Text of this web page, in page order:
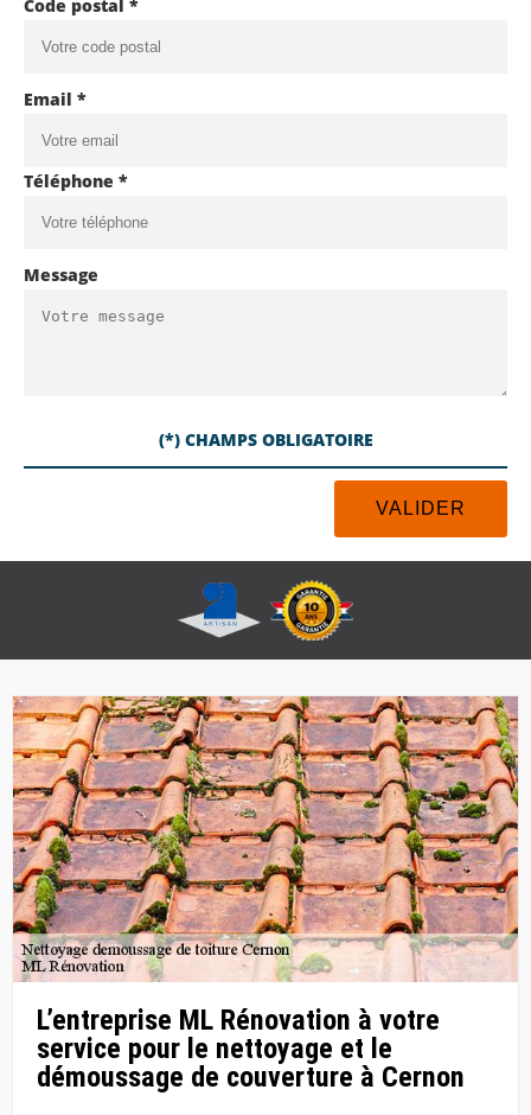
Code postal *
Email *
Téléphone *
Message
(*) CHAMPS OBLIGATOIRE
L’entreprise ML Rénovation à votre
service pour le nettoyage et le
démoussage de couverture à Cernon